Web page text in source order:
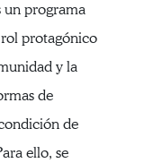
un programa
protagónico
y la
de
de
ello, se